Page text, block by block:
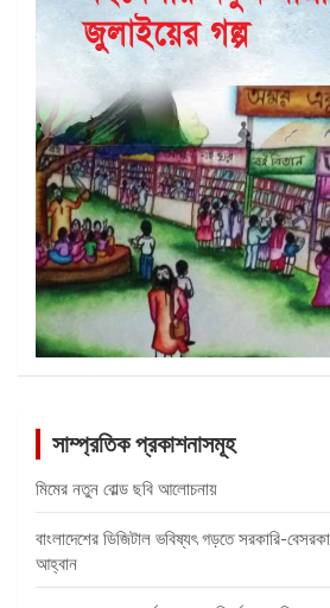
সাম্প্রতিক প্রকাশনাসমূহ
মিমের নতুন বোল্ড ছবি আলোচনায়
বাংলাদেশের ডিজিটাল ভবিষ্যৎ গড়তে সরকারি-
আহ্বান